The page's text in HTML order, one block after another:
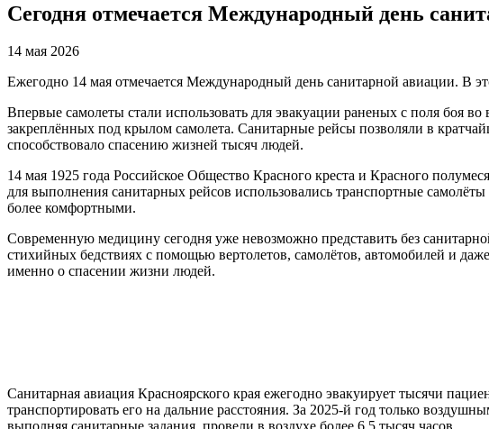
Сегодня отмечается Международный день
14 мая 2026
Ежегодно 14 мая отмечается Международный день санитарной авиации. В
Впервые самолеты стали использовать для эвакуации раненых с поля боя
закреплённых под крылом самолета. Санитарные рейсы позволяли в
способствовало спасению жизней тысяч людей.
14 мая 1925 года Российское Общество Красного креста и Красного
для выполнения санитарных рейсов использовались транспортные
более комфортными.
Современную медицину сегодня уже невозможно представить без
стихийных бедствиях с помощью вертолетов, самолётов, автомобилей и
именно о спасении жизни людей.
Санитарная авиация Красноярского края ежегодно эвакуирует тысячи
транспортировать его на дальние расстояния. За 2025-й год только